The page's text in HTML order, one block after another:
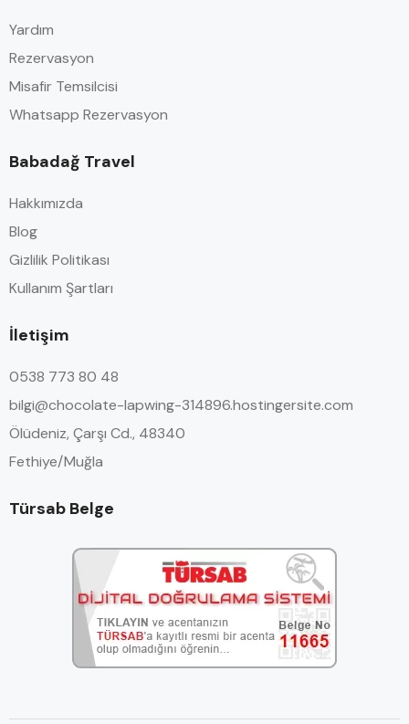
Yardım
Rezervasyon
Misafir Temsilcisi
Whatsapp Rezervasyon
Babadağ Travel
Hakkımızda
Blog
Gizlilik Politikası
Kullanım Şartları
İletişim
0538 773 80 48
bilgi@chocolate-lapwing-314896.hostingersite.com
Ölüdeniz, Çarşı Cd., 48340
Fethiye/Muğla
Türsab Belge